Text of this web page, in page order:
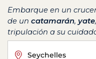
Embarque en un
de un catamarán, yate,
tripulación a su
Seychelles